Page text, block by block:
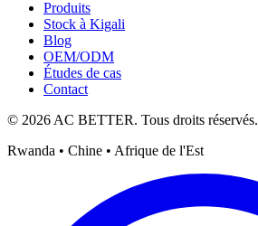
Produits
Stock à Kigali
Blog
OEM/ODM
Études de cas
Contact
© 2026 AC BETTER. Tous droits réservés.
Rwanda • Chine • Afrique de l'Est